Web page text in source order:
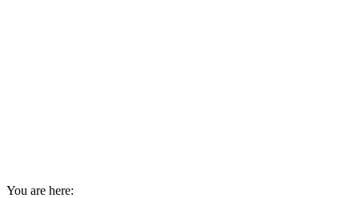
You are here: